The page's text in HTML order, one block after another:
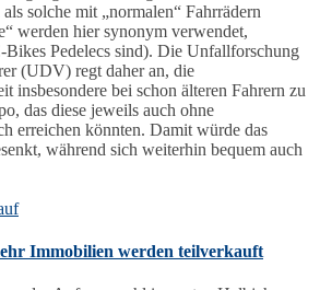
solche mit „normalen“ Fahrrädern
werden hier synonym verwendet,
Pedelecs sind). Die Unfallforschung
(UDV) regt daher an, die
insbesondere bei schon älteren Fahrern zu
das diese jeweils auch ohne
erreichen könnten. Damit würde das
während sich weiterhin bequem auch
Immobilien werden teilverkauft